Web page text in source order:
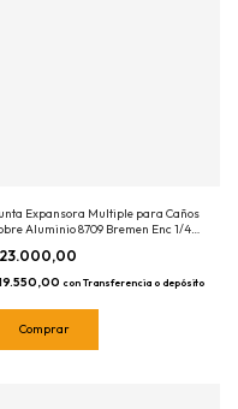
Expansora Multiple para Caños
Aluminio 8709 Bremen Enc 1/4
Tipo Spin
con Transferencia o depósito